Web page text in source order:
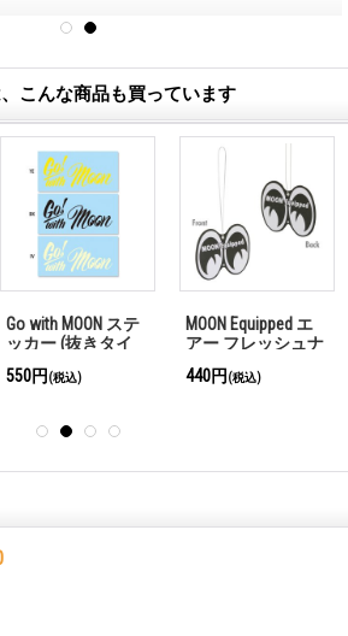
こんな商品も買っています
Go with MOON ステ
ッカー (抜きタイ
550円 (税込)
MOON Equipped エ
アー フレッシュナ
440円 (税込)